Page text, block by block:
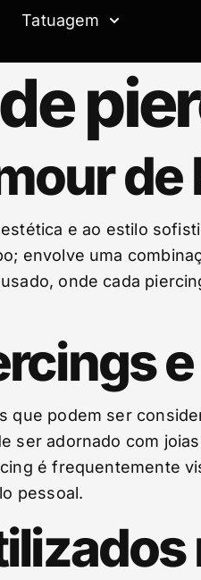
Tatuagem
e ao estilo
envolve uma
onde cada
que podem ser
ser adornado com
é frequentemente
pessoal.